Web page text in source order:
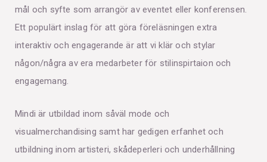
mål och syfte som arrangör av eventet eller konferensen.
Ett populärt inslag för att göra föreläsningen extra
interaktiv och engagerande är att vi klär och stylar
någon/några av era medarbeter för stilinspirtaion och
engagemang.
Mindi är utbildad inom såväl mode och
visualmerchandising samt har gedigen erfanhet och
utbildning inom artisteri, skådeperleri och underhållning